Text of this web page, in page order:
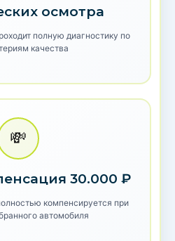
осмотра
полную диагностику по
качества
💸
30.000 ₽
компенсируется при
автомобиля